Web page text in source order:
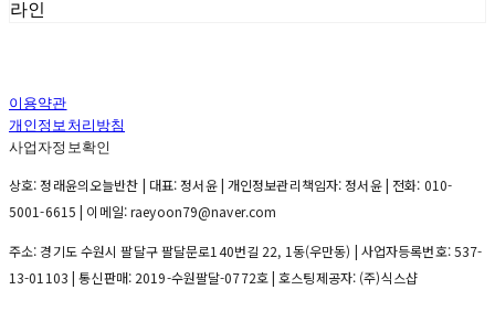
라인
이용약관
개인정보처리방침
사업자정보확인
상호: 정래윤의오늘반찬 | 대표: 정서윤 | 개인정보관리책임자: 정서윤 | 전화: 010-
5001-6615 | 이메일: raeyoon79@naver.com
주소: 경기도 수원시 팔달구 팔달문로140번길 22, 1동(우만동) | 사업자등록번호:537-
13-01103 | 통신판매: 2019-수원팔달-0772호| 호스팅제공자: (주)식스샵